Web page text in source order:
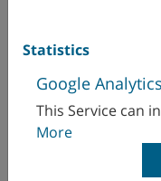
コスト効率の
Statistics
Google Analytics
This Service can
More